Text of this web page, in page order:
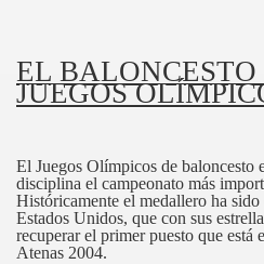
EL BALONCESTO
JUEGOS
El Juegos Olímpicos de baloncesto
disciplina el campeonato más
Históricamente el medallero ha
Estados Unidos, que con sus
recuperar el primer puesto que está
Atenas 2004.